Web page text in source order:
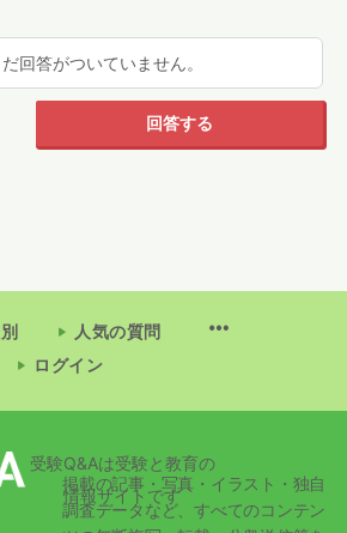
回答がついていません。
回答する
人気の質問
ログイン
受験Q&Aは受験と教育の
情報サイトです
掲載の記事・写真・イラスト・独自
調査データなど、すべてのコンテン